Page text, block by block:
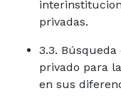
privadas.
3.3.
privado para
en sus